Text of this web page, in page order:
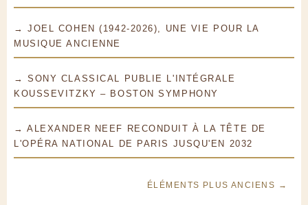
→ JOEL COHEN (1942-2026), UNE VIE POUR LA
MUSIQUE ANCIENNE
→ SONY CLASSICAL PUBLIE L'INTÉGRALE
KOUSSEVITZKY – BOSTON SYMPHONY
→ ALEXANDER NEEF RECONDUIT À LA TÊTE DE
L'OPÉRA NATIONAL DE PARIS JUSQU'EN 2032
ÉLÉMENTS PLUS ANCIENS →